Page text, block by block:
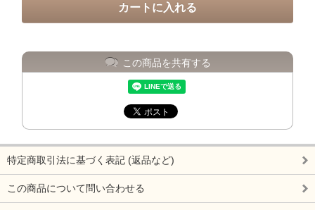
この商品を共有する
特定商取引法に基づく表記 (返品など)
この商品について問い合わせる